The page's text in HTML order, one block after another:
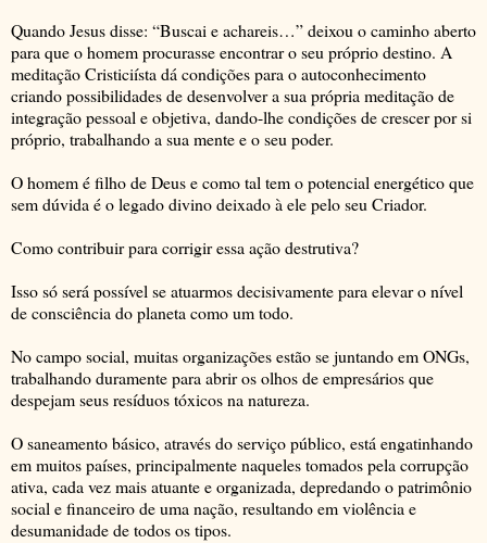
Quando Jesus disse: “Buscai e achareis…” deixou o caminho aberto
para que o homem procurasse encontrar o seu próprio destino. A
meditação Cristiciísta dá condições para o autoconhecimento
criando possibilidades de desenvolver a sua própria meditação de
integração pessoal e objetiva, dando-lhe condições de crescer por si
próprio, trabalhando a sua mente e o seu poder.
O homem é filho de Deus e como tal tem o potencial energético que
sem dúvida é o legado divino deixado à ele pelo seu Criador.
Como contribuir para corrigir essa ação destrutiva?
Isso só será possível se atuarmos decisivamente para elevar o nível
de consciência do planeta como um todo.
No campo social, muitas organizações estão se juntando em ONGs,
trabalhando duramente para abrir os olhos de empresários que
despejam seus resíduos tóxicos na natureza.
O saneamento básico, através do serviço público, está engatinhando
em muitos países, principalmente naqueles tomados pela corrupção
ativa, cada vez mais atuante e organizada, depredando o patrimônio
social e financeiro de uma nação, resultando em violência e
desumanidade de todos os tipos.